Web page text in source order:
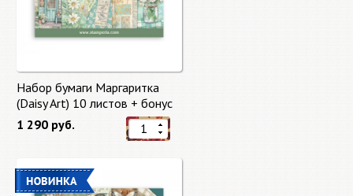
Набор бумаги Маргаритка
(Daisy Art) 10 листов + бонус
от Stamperia
1 290 руб.